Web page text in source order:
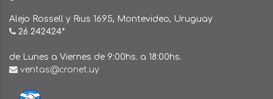
Alejo Rossell y Rius 1695, Montevideo, Uruguay
26 242424*
de Lunes a Viernes de 9:00hs. a 18:00hs.
ventas@cronet.uy